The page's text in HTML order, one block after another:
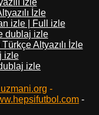
İzle
İzle
izle | Full izle
dublaj izle
Türkçe Altyazılı İzle
izle
izle
-
-